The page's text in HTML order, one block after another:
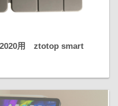
用 ztotop smart